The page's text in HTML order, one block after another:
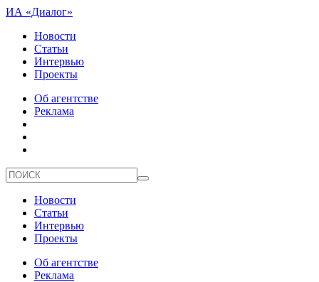
ИА «Диалог»
Новости
Статьи
Интервью
Проекты
Об агентстве
Реклама
Новости
Статьи
Интервью
Проекты
Об агентстве
Реклама